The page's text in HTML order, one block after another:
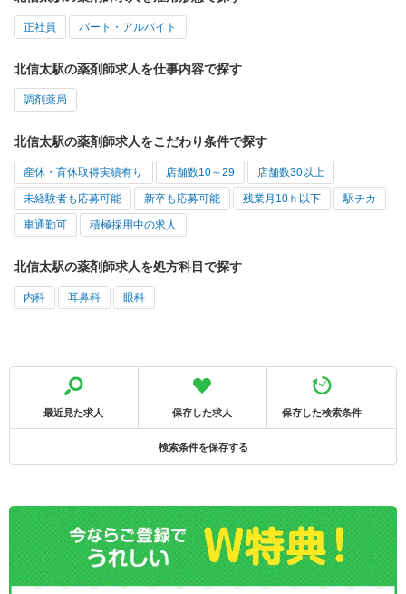
正社員 パート・アルバイト
北信太駅の薬剤師求人を仕事内容で探す
調剤薬局
北信太駅の薬剤師求人をこだわり条件で探す
産休・育休取得実績有り 店舗数10～29 店舗数30以上
未経験者も応募可能 新卒も応募可能 残業月10ｈ以下 駅チカ
車通勤可 積極採用中の求人
北信太駅の薬剤師求人を処方科目で探す
内科 耳鼻科 眼科
最近見た求人 保存した求人 保存した検索条件
検索条件を保存する